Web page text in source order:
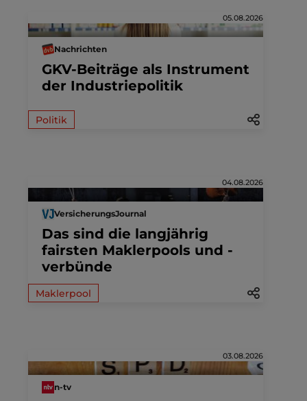
05.08.2026
Nachrichten
GKV-Beiträge als Instrument
der Industriepolitik
Politik
04.08.2026
VersicherungsJournal
Das sind die langjährig
fairsten Maklerpools und -
verbünde
Maklerpool
03.08.2026
n-tv